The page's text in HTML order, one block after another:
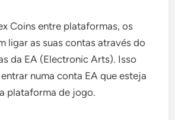
Coins entre plataformas, os
ligar as suas contas através do
da EA (Electronic Arts). Isso
numa conta EA que esteja
plataforma de jogo.